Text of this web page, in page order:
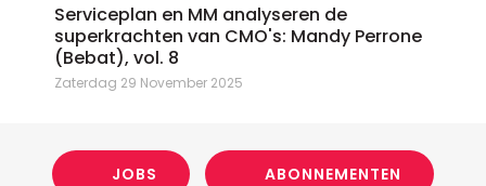
Serviceplan en MM analyseren de
superkrachten van CMO's: Mandy Perrone
(Bebat), vol. 8
Zaterdag 29 November 2025
JOBS ABONNEMENTEN